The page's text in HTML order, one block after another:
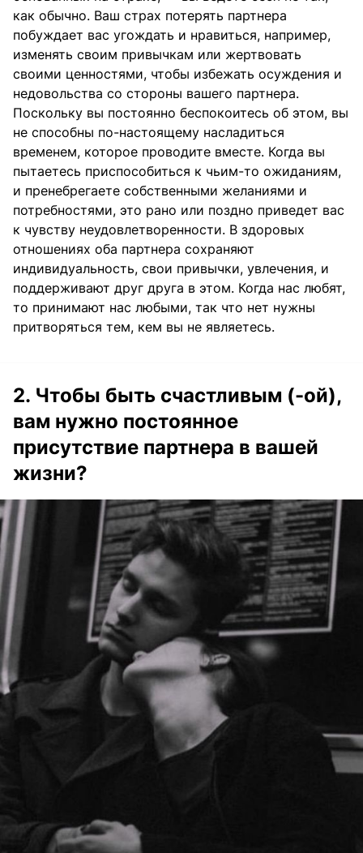
как обычно. Ваш страх потерять партнера
побуждает вас угождать и нравиться, например,
изменять своим привычкам или жертвовать
своими ценностями, чтобы избежать осуждения и
недовольства со стороны вашего партнера.
Поскольку вы постоянно беспокоитесь об этом, вы
не способны по-настоящему насладиться
временем, которое проводите вместе. Когда вы
пытаетесь приспособиться к чьим-то ожиданиям,
и пренебрегаете собственными желаниями и
потребностями, это рано или поздно приведет вас
к чувству неудовлетворенности. В здоровых
отношениях оба партнера сохраняют
индивидуальность, свои привычки, увлечения, и
поддерживают друг друга в этом. Когда нас любят,
то принимают нас любыми, так что нет нужны
притворяться тем, кем вы не являетесь.
2. Чтобы быть счастливым (-ой),
вам нужно постоянное
присутствие партнера в вашей
жизни?